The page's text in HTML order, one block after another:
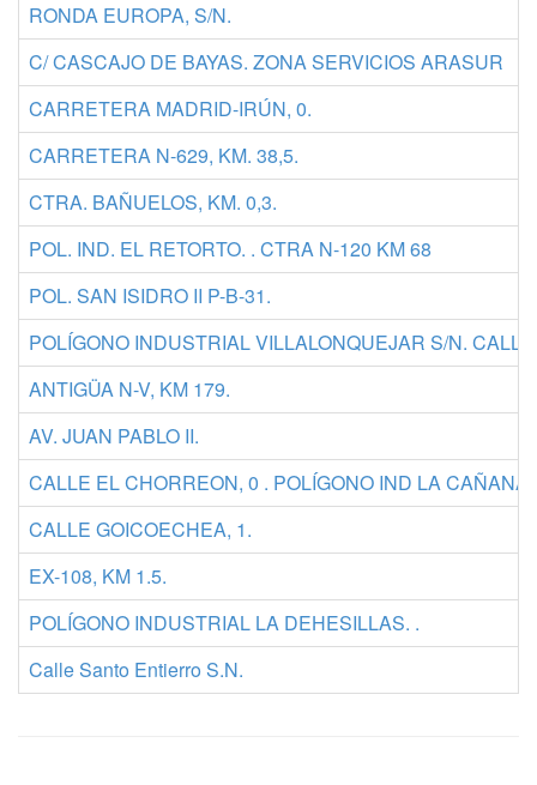
RONDA EUROPA, S/N.
C/ CASCAJO DE BAYAS. ZONA SERVICIOS ARASUR
CARRETERA MADRID-IRÚN, 0.
CARRETERA N-629, KM. 38,5.
CTRA. BAÑUELOS, KM. 0,3.
POL. IND. EL RETORTO. . CTRA N-120 KM 68
POL. SAN ISIDRO II P-B-31.
POLÍGONO INDUSTRIAL VILLALONQUEJAR S/N.
ANTIGÜA N-V, KM 179.
AV. JUAN PABLO II.
CALLE EL CHORREON, 0 . POLÍGONO IND LA CAÑANA,
CALLE GOICOECHEA, 1.
EX-108, KM 1.5.
POLÍGONO INDUSTRIAL LA DEHESILLAS. .
Calle Santo Entierro S.N.